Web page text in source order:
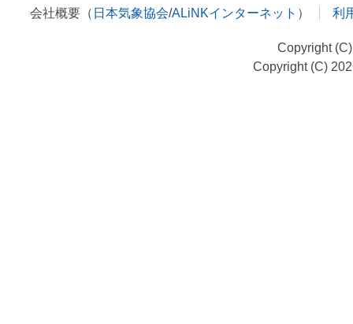
会社概要（ 日本気象協会/ALiNKインターネット ） 利
Copyright
Copyright (C)